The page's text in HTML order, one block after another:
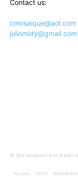
Contact us:
cmosaique@aol.com
juliomidy@gmail.com
© Site designed and drawn
Accueil HAITI